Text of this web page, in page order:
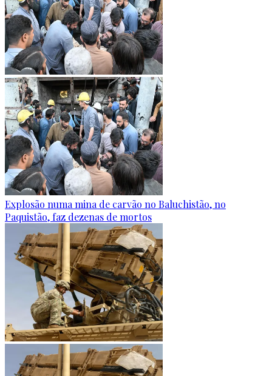
Explosão numa mina de carvão no Baluchistão, no
Paquistão, faz dezenas de mortos